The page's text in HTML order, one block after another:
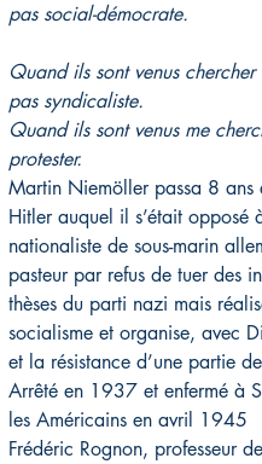
pas social-démocrate.
Quand ils sont venus
pas syndicaliste.
Quand ils sont venus me
protester.
Martin Niemöller passa 8 ans
Hitler auquel il s’était
nationaliste de sous-marin
pasteur par refus de tuer des
thèses du parti nazi mais
socialisme et organise, avec
et la résistance d’une partie
Arrêté en 1937 et enfermé à
les Américains en avril 1945
Frédéric Rognon, professeur